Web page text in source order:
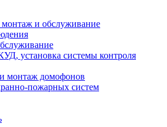
монтаж и обслуживание
установка системы контроля
монтаж домофонов
пожарных систем